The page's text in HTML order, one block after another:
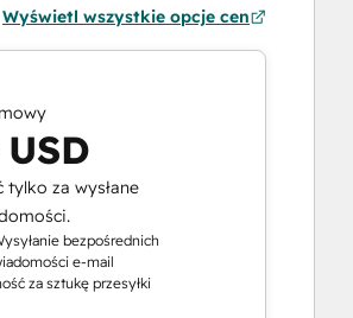
Wyświetl wszystkie opcje cen
tylko za wysłane
bezpośrednich
e-mail
za sztukę przesyłki